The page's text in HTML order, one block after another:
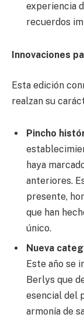
experiencia
recuerdos
Innovaciones
Esta edición
realzan su
Pincho
haya
anteriores.
presente,
que han
único.
Nueva
Este año se
Berlys que
esencial del
armonía de